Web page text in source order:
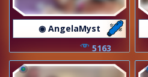
◉ AngelaMyst
5163